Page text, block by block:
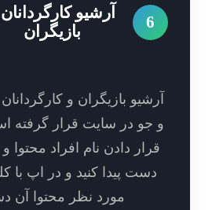
آرشیو کارگردانان و
بازیگران
بازیگران و کارگردانان با
در سایت قرار گرفته است که
دادن نام افراد محتوا و بیگورافی
پیدا کنید و در اپ با کلیک روی
مورد نظر محتوا آن دست یابید.